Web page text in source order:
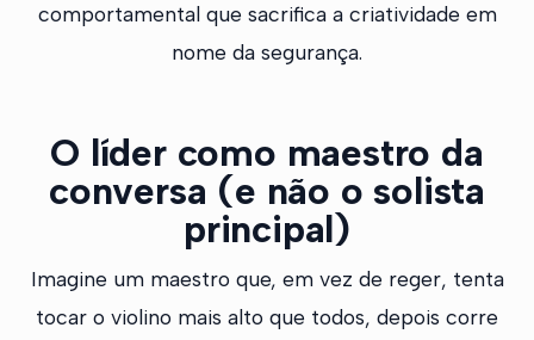
comportamental que sacrifica a criatividade em
nome da segurança.
O líder como maestro da
conversa (e não o solista
principal)
Imagine um maestro que, em vez de reger, tenta
tocar o violino mais alto que todos, depois corre